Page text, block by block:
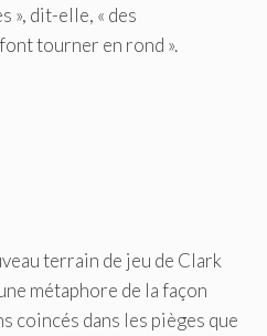
», dit-elle, « des
tourner en rond ».
terrain de jeu de Clark
métaphore de la façon
coincés dans les pièges que